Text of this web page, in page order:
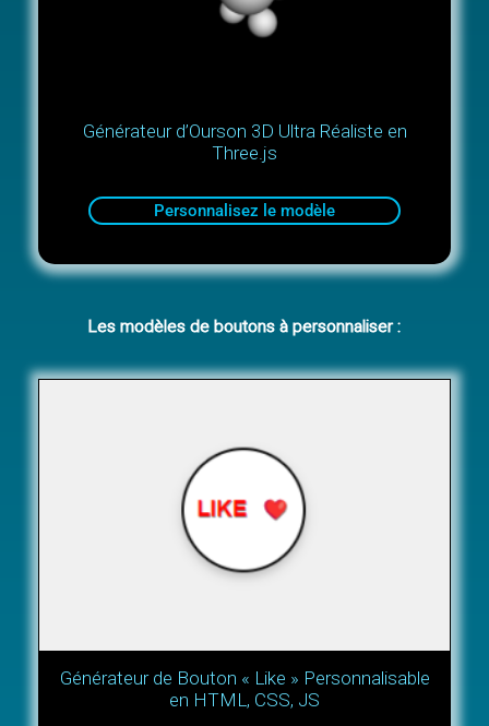
Générateur d’Ourson 3D Ultra Réaliste en
Three.js
Personnalisez le modèle
Les modèles de boutons à personnaliser :
Générateur de Bouton « Like » Personnalisable
en HTML, CSS, JS